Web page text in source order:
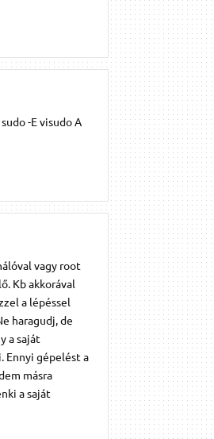
-E visudo A
vagy root
Kb akkorával
a lépéssel
haragudj, de
a saját
Ennyi gépelést a
másra
a saját